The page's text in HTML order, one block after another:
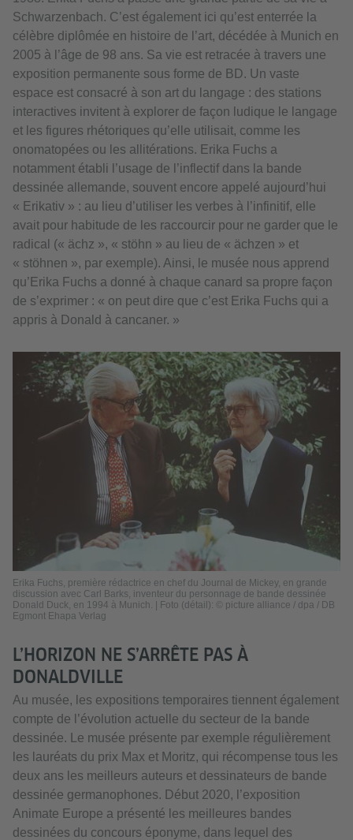
Schwarzenbach. C’est également ici qu’est enterrée la
célèbre diplômée en histoire de l’art, décédée à Munich en
2005 à l’âge de 98 ans. Sa vie est retracée à travers une
exposition permanente sous forme de BD. Un vaste
espace est consacré à son art du langage : des stations
interactives invitent à explorer de façon ludique le langage
et les figures rhétoriques qu’elle utilisait, comme les
onomatopées ou les allitérations. Erika Fuchs a
notamment établi l’usage de l’inflectif dans la bande
dessinée allemande, souvent encore appelé aujourd’hui
« Erikativ » : au lieu d’utiliser les verbes à l’infinitif, elle
avait pour habitude de les raccourcir pour ne garder que le
radical (« ächz », « stöhn » au lieu de « ächzen » et
« stöhnen », par exemple). Ainsi, le musée nous apprend
qu’Erika Fuchs a donné à chaque canard sa propre façon
de s’exprimer : « on peut dire que c’est Erika Fuchs qui a
appris à Donald à cancaner. »
Erika Fuchs, première rédactrice en chef du Journal de Mickey, en grande
discussion avec Carl Barks, inventeur du personnage de bande dessinée
Donald Duck, en 1994 à Munich. | Foto (détail): © picture alliance / dpa / DB
Egmont Ehapa Verlag
L’HORIZON NE S’ARRÊTE PAS À
DONALDVILLE
Au musée, les expositions temporaires tiennent également
compte de l’évolution actuelle du secteur de la bande
dessinée. Le musée présente par exemple régulièrement
les lauréats du prix Max et Moritz, qui récompense tous les
deux ans les meilleurs auteurs et dessinateurs de bande
dessinée germanophones. Début 2020, l’exposition
Animate Europe a présenté les meilleures bandes
dessinées du concours éponyme, dans lequel des